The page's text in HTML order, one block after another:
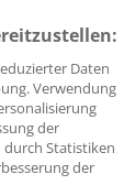
Daten
Verwendung
der
durch Statistiken
der